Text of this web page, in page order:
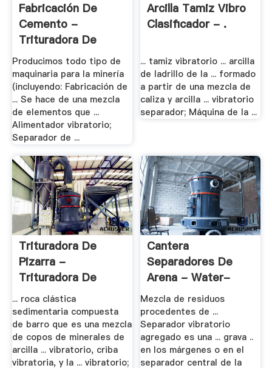
Fabricación De
Cemento -
Trituradora De
Precio ...
Producimos todo tipo de
maquinaria para la minería
(incluyendo: Fabricación de
... Se hace de una mezcla
de elementos que ...
Alimentador vibratorio;
Separador de ...
Arcilla Tamiz Vibro
Clasificador - .
... tamiz vibratorio ... arcilla
de ladrillo de la ... formado
a partir de una mezcla de
caliza y arcilla ... vibratorio
separador; Máquina de la ...
Trituradora De
Pizarra -
Trituradora De
Precio ...
... roca clástica
sedimentaria compuesta
de barro que es una mezcla
de copos de minerales de
arcilla ... vibratorio, criba
vibratoria, y la ... vibratorio;
Cantera
Separadores De
Arena - Water-
Ionizer
Mezcla de residuos
procedentes de ...
Separador vibratorio
agregado es una ... grava ..
en los márgenes o en el
separador central de la